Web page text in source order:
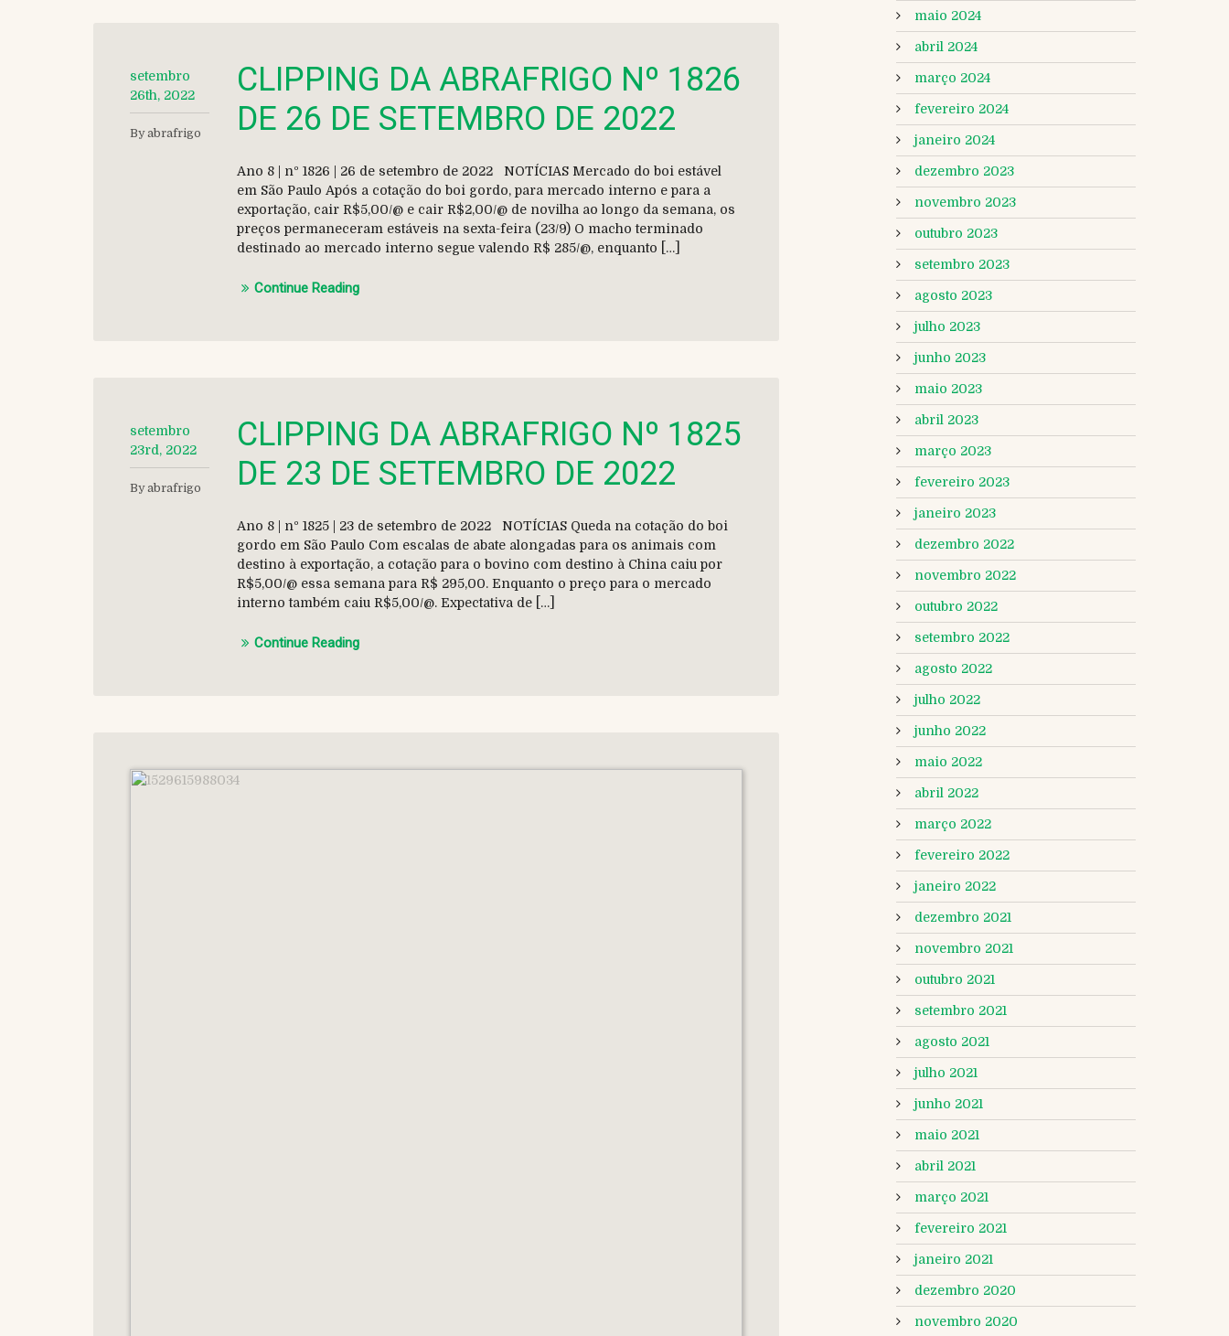
setembro
26th, 2022
By abrafrigo
CLIPPING DA ABRAFRIGO Nº 1826
DE 26 DE SETEMBRO DE 2022
Ano 8 | nº 1826 | 26 de setembro de 2022 NOTÍCIAS Mercado do boi estável
em São Paulo Após a cotação do boi gordo, para mercado interno e para a
exportação, cair R$5,00/@ e cair R$2,00/@ de novilha ao longo da semana, os
preços permaneceram estáveis na sexta-feira (23/9) O macho terminado
destinado ao mercado interno segue valendo R$ 285/@, enquanto […]
Continue Reading
setembro
23rd, 2022
By abrafrigo
CLIPPING DA ABRAFRIGO Nº 1825
DE 23 DE SETEMBRO DE 2022
Ano 8 | nº 1825 | 23 de setembro de 2022 NOTÍCIAS Queda na cotação do boi
gordo em São Paulo Com escalas de abate alongadas para os animais com
destino à exportação, a cotação para o bovino com destino à China caiu por
R$5,00/@ essa semana para R$ 295,00. Enquanto o preço para o mercado
interno também caiu R$5,00/@. Expectativa de […]
Continue Reading
maio 2024
abril 2024
março 2024
fevereiro 2024
janeiro 2024
dezembro 2023
novembro 2023
outubro 2023
setembro 2023
agosto 2023
julho 2023
junho 2023
maio 2023
abril 2023
março 2023
fevereiro 2023
janeiro 2023
dezembro 2022
novembro 2022
outubro 2022
setembro 2022
agosto 2022
julho 2022
junho 2022
maio 2022
abril 2022
março 2022
fevereiro 2022
janeiro 2022
dezembro 2021
novembro 2021
outubro 2021
setembro 2021
agosto 2021
julho 2021
junho 2021
maio 2021
abril 2021
março 2021
fevereiro 2021
janeiro 2021
dezembro 2020
novembro 2020